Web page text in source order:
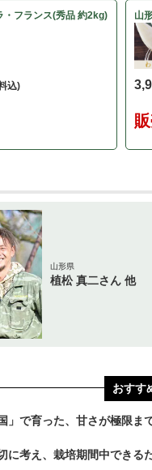
・フランス(秀品 約2kg)
込)
山
山形県
植松 真二さん 他
おすす
」で育った、甘さが極限ま
に考え、栽培期間中でき